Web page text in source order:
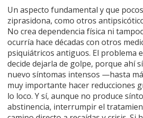
Un aspecto fundamental y que
ziprasidona, como otros
No crea dependencia física ni
ocurría hace décadas con otros
psiquiátricos antiguos. El problema
decide dejarla de golpe, porque ahí
nuevo síntomas intensos —hasta
muy importante hacer reducciones
lo loco. Y sí, aunque no produce
abstinencia, interrumpir el